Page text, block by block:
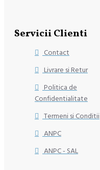
Servicii Clienti
Contact
Livrare si Retur
Politica de
Confidentialitate
Termeni si Conditii
ANPC
ANPC - SAL